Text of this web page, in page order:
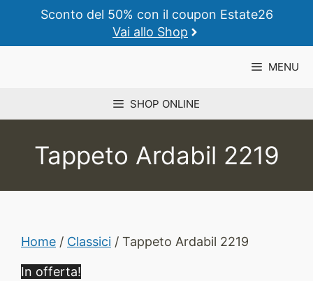
contenuto
Sconto del 50% con il coupon Estate26
Vai allo Shop
MENU
SHOP ONLINE
Tappeto Ardabil 2219
Home / Classici / Tappeto Ardabil 2219
In offerta!